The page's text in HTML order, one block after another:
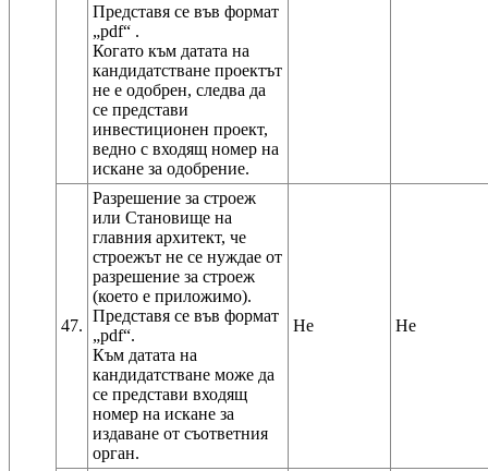
Представя се във формат
„pdf“ .
Когато към датата на
кандидатстване проектът
не е одобрен, следва да
се представи
инвестиционен проект,
ведно с входящ номер на
47.
Разрешение за строеж
или Становище на
главния архитект, че
строежът не се нуждае от
разрешение за строеж
(което е приложимо).
Представя се във формат
„pdf“.
Към датата на
кандидатстване може да
се представи входящ
номер на искане за
издаване от съответния
Не Не